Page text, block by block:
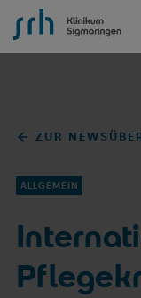
SRH Klinikum
ZUR
ALLGEMEIN